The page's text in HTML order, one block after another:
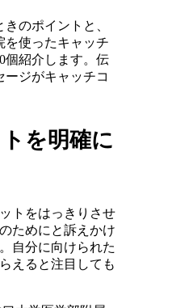
のポイントと、
を使ったキャッチ
個紹介します。伝
ージがキャッチコ
を明確に
トをはっきりさせ
ためにと訴えかけ
自分に向けられた
えると注目しても